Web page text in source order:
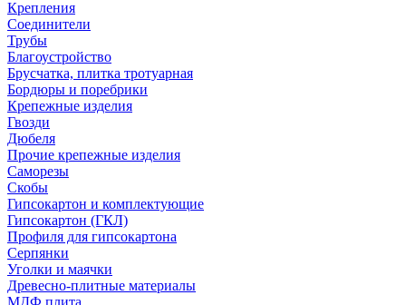
Крепления
Соединители
Трубы
Благоустройство
Брусчатка, плитка тротуарная
Бордюры и поребрики
Крепежные изделия
Гвозди
Дюбеля
Прочие крепежные изделия
Саморезы
Скобы
Гипсокартон и комплектующие
Гипсокартон (ГКЛ)
Профиля для гипсокартона
Серпянки
Уголки и маячки
Древесно-плитные материалы
МДФ плита